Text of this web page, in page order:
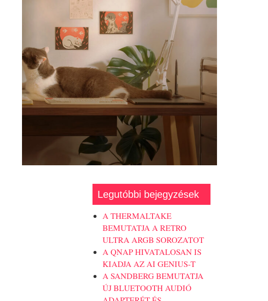
Legutóbbi bejegyzések
A THERMALTAKE
BEMUTATJA A RETRO
ULTRA ARGB SOROZATOT
A QNAP HIVATALOSAN IS
KIADJA AZ AI GENIUS-T
A SANDBERG BEMUTATJA
ÚJ BLUETOOTH AUDIÓ